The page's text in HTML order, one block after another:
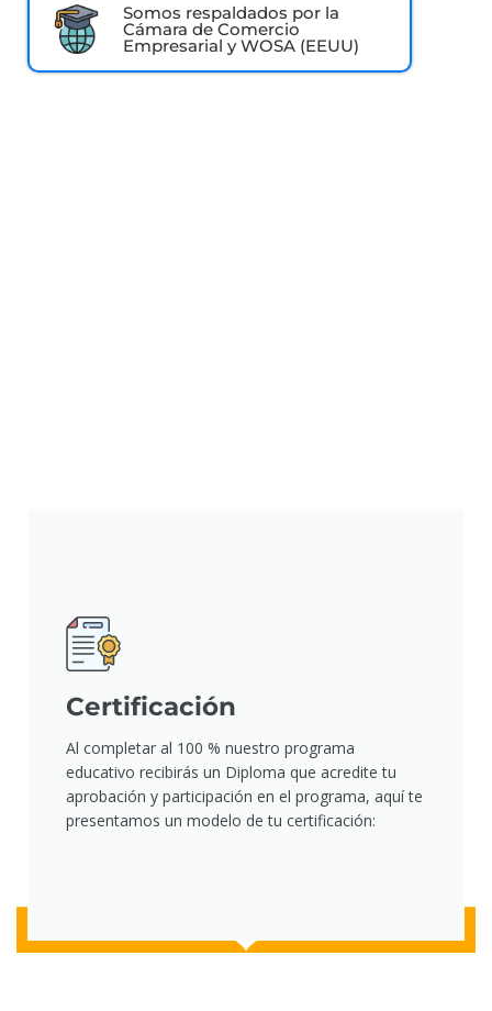
Somos respaldados por la
Cámara de Comercio
Empresarial y WOSA (EEUU)
Certificación
Al completar al 100 % nuestro programa
educativo recibirás un Diploma que acredite tu
aprobación y participación en el programa, aquí te
presentamos un modelo de tu certificación: